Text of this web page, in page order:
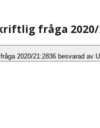
fråga
2020/21:2836 besvarad av